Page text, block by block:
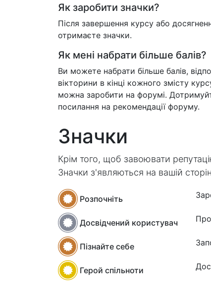
Як заробити значки?
Після завершення курсу або
отримаєте значки.
Як мені набрати більше балів?
Ви можете набрати більше балів,
вікторини в кінці кожного змісту
можна заробити на форумі.
посилання на рекомендації форуму.
Значки
Крім того, щоб завоювати
Значки з'являються на вашій
Розпочніть
Досвідчений користувач
Пізнайте себе
Герой спільноти